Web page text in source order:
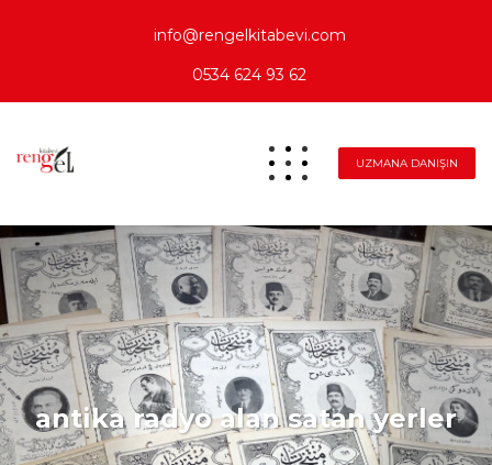
info@rengelkitabevi.com
0534 624 93 62
UZMANA DANIŞIN
antika radyo alan satan yerler